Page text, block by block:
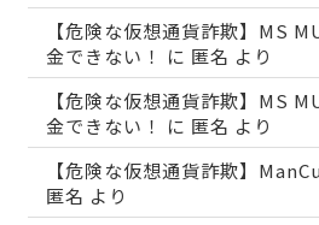
【危険な仮想通貨詐欺】MS
金できない！
に 匿名 より
【危険な仮想通貨詐欺】MS
金できない！
に 匿名 より
【危険な仮想通貨詐欺】
匿名 より